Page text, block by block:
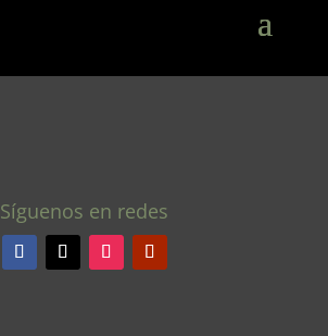
Síguenos en redes